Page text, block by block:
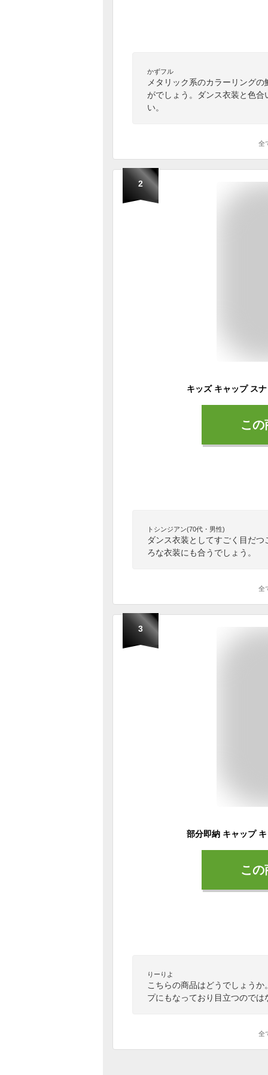
かずフル
メタリック系のカラーリング
がでしょう。ダンス衣装と色
い。
全
2
こ
トシンジアン(70代・男性)
ダンス衣装としてすごく目だ
ろな衣装にも合うでしょう。
全
3
こ
りーりよ
こちらの商品はどうでしょう
プにもなっており目立つのでは
全